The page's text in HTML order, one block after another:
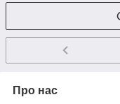
Про нас